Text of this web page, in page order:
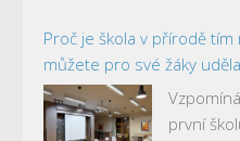
Proč je škola v přírodě tím
můžete pro své žáky
první